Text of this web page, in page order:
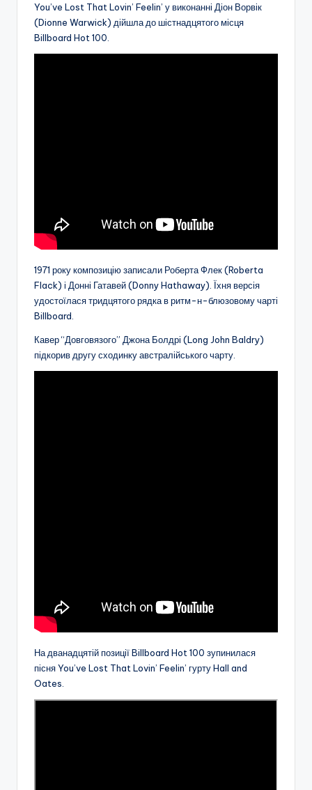
You’ve Lost That Lovin’ Feelin’ у виконанні Діон Ворвік
(Dionne Warwick) дійшла до шістнадцятого місця
Billboard Hot 100.
1971 року композицію записали Роберта Флек (Roberta
Flack) і Донні Гатавей (Donny Hathaway). Їхня версія
удостоїлася тридцятого рядка в ритм-н-блюзовому чарті
Billboard.
Кавер “Довговязого” Джона Болдрі (Long John Baldry)
підкорив другу сходинку австралійського чарту.
На дванадцятій позиції Billboard Hot 100 зупинилася
пісня You’ve Lost That Lovin’ Feelin’ гурту Hall and
Oates.